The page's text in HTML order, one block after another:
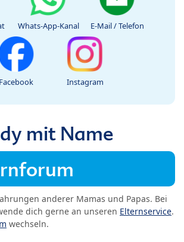
Whats-App-Kanal E-Mail / Telefon
Facebook Instagram
mit Name
anderer Mamas und Papas. Bei
dich gerne an unseren Elternservice.
wechseln.